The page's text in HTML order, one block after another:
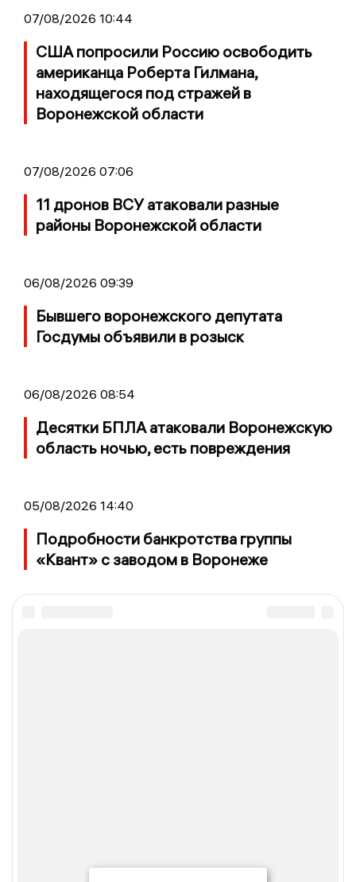
07/08/2026 10:44
США попросили Россию освободить
американца Роберта Гилмана,
находящегося под стражей в
Воронежской области
07/08/2026 07:06
11 дронов ВСУ атаковали разные
районы Воронежской области
06/08/2026 09:39
Бывшего воронежского депутата
Госдумы объявили в розыск
06/08/2026 08:54
Десятки БПЛА атаковали Воронежскую
область ночью, есть повреждения
05/08/2026 14:40
Подробности банкротства группы
«Квант» с заводом в Воронеже